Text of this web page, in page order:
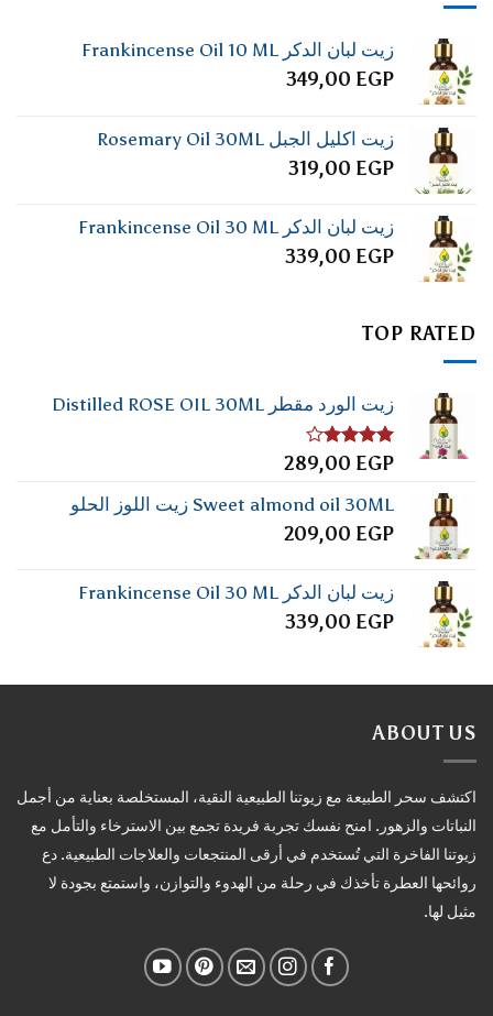
زيت لبان الدكر Frankincense Oil 10 ML
349,00 EGP
زيت اكليل الجبل Rosemary Oil 30ML
319,00 EGP
زيت لبان الدكر Frankincense Oil 30 ML
339,00 EGP
TOP RATED
زيت الورد مقطر Distilled ROSE OIL 30ML
تم
4.00من
5
289,00 EGP
Sweet almond oil 30ML زيت اللوز الحلو
209,00 EGP
زيت لبان الدكر Frankincense Oil 30 ML
339,00 EGP
ABOUT US
اكتشف سحر الطبيعة مع زيوتنا الطبيعية النقية، المستخلصة بعناية من أجمل
النباتات والزهور. امنح نفسك تجربة فريدة تجمع بين الاسترخاء والتأمل مع
زيوتنا الفاخرة التي تُستخدم في أرقى المنتجعات والعلاجات الطبيعية. دع
روائحها العطرة تأخذك في رحلة من الهدوء والتوازن، واستمتع بجودة لا
مثيل لها.